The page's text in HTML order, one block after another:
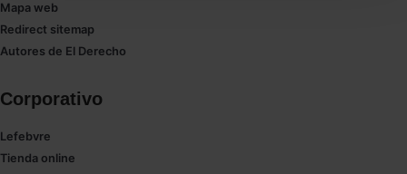
navegador. Si no seleccionas ninguna utilizaremos
Saber más acerca de las cookies
Mapa web
Redirect sitemap
Autores de El Derecho
Corporativo
Lefebvre
Tienda online